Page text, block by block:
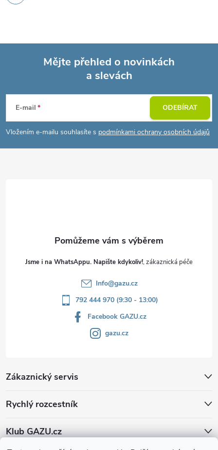
p
a
Mějte přehled o novinkách
a slevách
E-mail
Vložením e-mailu souhlasíte s podmínkami ochrany osobních údajů
ODEBÍRAT
Jsme i na WhatsAppu. Napište kdykoliv!
Info@gazu.cz
792 444 970 (9:30 - 13:00)
Facebook GAZU.cz
gazu.cz
Zákaznický servis
Rychlý rozcestník
Klub GAZU.cz